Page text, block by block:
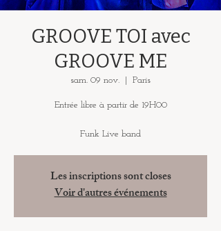
GROOVE TOI avec
GROOVE ME
sam. 09 nov. Paris
Entrée libre à partir de 19H00
Funk Live band
Les inscriptions sont closes
Voir d'autres événements